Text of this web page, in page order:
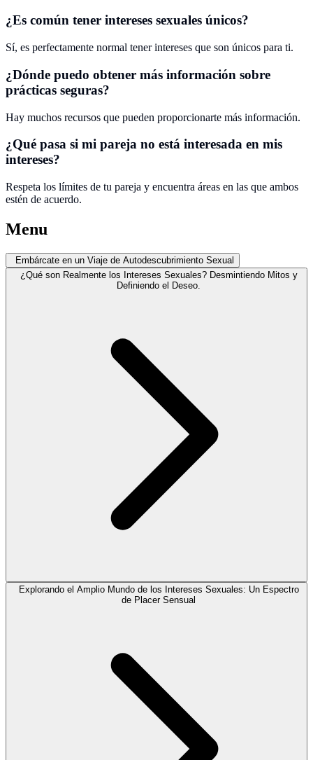
¿Es común tener intereses sexuales únicos?
Sí, es perfectamente normal tener intereses que son únicos para ti.
¿Dónde puedo obtener más información sobre
prácticas seguras?
Hay muchos recursos que pueden proporcionarte más información.
¿Qué pasa si mi pareja no está interesada en mis
intereses?
Respeta los límites de tu pareja y encuentra áreas en las que ambos
estén de acuerdo.
Menu
Embárcate en un Viaje de Autodescubrimiento Sexual
¿Qué son Realmente los Intereses Sexuales? Desmintiendo Mitos y
Definiendo el Deseo.
Explorando el Amplio Mundo de los Intereses Sexuales: Un Espectro
de Placer Sensual